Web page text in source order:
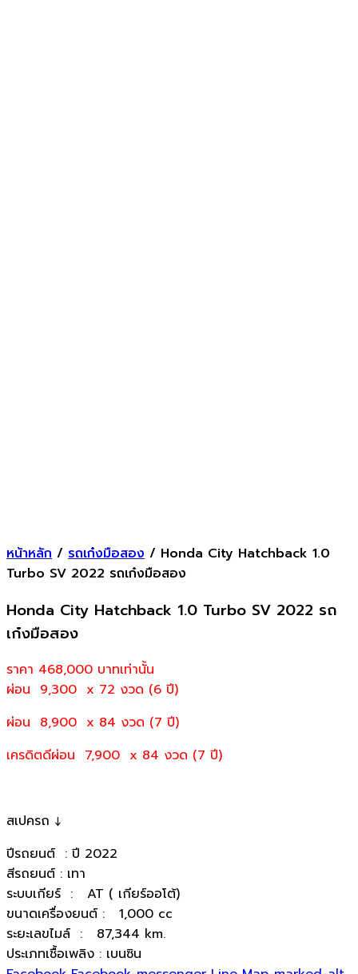
หน้าหลัก / รถเก๋งมือสอง / Honda City Hatchback 1.0
Turbo SV 2022 รถเก๋งมือสอง
Honda City Hatchback 1.0 Turbo SV 2022 รถ
เก๋งมือสอง
ราคา 468,000 บาทเท่านั้น
ผ่อน 9,300 x 72 งวด (6 ปี)
ผ่อน 8,900 x 84 งวด (7 ปี)
เครดิตดีผ่อน 7,900 x 84 งวด (7 ปี)
สเปครถ ↓
ปีรถยนต์ : ปี 2022
สีรถยนต์ : เทา
ระบบเกียร์ : AT ( เกียร์ออโต้)
ขนาดเครื่องยนต์ : 1,000 cc
ระยะเลขไมล์ : 87,344 km.
ประเภทเชื้อเพลิง : เบนซิน